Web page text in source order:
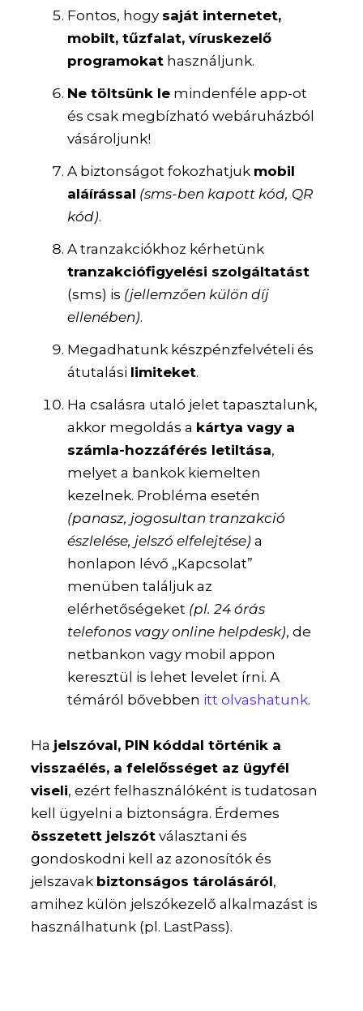
Fontos, hogy saját internetet,
mobilt, tűzfalat, víruskezelő
programokat használjunk.
Ne töltsünk le mindenféle app-ot
és csak megbízható webáruházból
vásároljunk!
A biztonságot fokozhatjuk mobil
aláírással (sms-ben kapott kód, QR
kód).
A tranzakciókhoz kérhetünk
tranzakciófigyelési szolgáltatást
(sms) is (jellemzően külön díj
ellenében).
Megadhatunk készpénzfelvételi és
átutalási limiteket.
Ha csalásra utaló jelet tapasztalunk,
akkor megoldás a kártya vagy a
számla-hozzáférés letiltása,
melyet a bankok kiemelten
kezelnek. Probléma esetén
(panasz, jogosultan tranzakció
észlelése, jelszó elfelejtése) a
honlapon lévő „Kapcsolat”
menüben találjuk az
elérhetőségeket (pl. 24 órás
telefonos vagy online helpdesk), de
netbankon vagy mobil appon
keresztül is lehet levelet írni. A
témáról bővebben itt olvashatunk.
Ha jelszóval, PIN kóddal történik a
visszaélés, a felelősséget az ügyfél
viseli, ezért felhasználóként is tudatosan
kell ügyelni a biztonságra. Érdemes
összetett jelszót választani és
gondoskodni kell az azonosítók és
jelszavak biztonságos tárolásáról,
amihez külön jelszókezelő alkalmazást is
használhatunk (pl. LastPass).